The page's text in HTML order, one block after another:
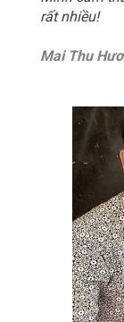
rất nhiều!
Mai Thu